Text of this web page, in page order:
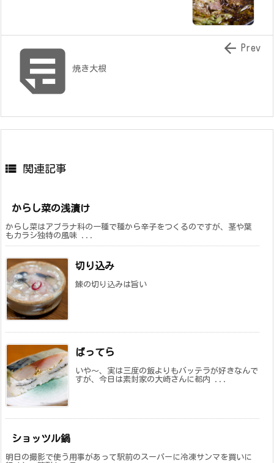
焼き大根
 Prev
 関連記事
からし菜の浅漬け
からし菜はアブラナ科の一種で種から辛子をつくるのですが、茎や葉
もカラシ独特の風味 ...
切り込み
鰊の切り込みは旨い
ばってら
いや〜、実は三度の飯よりもバッテラが好きなんで
すが、今日は素封家の大崎さんに都内 ...
ショッツル鍋
明日の撮影で使う用事があって駅前のスーパーに冷凍サンマを買いに